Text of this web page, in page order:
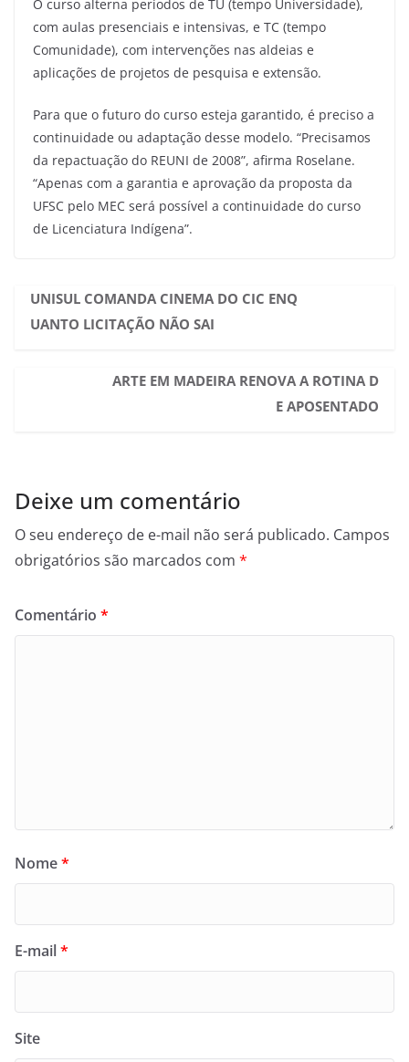
O curso alterna períodos de TU (tempo Universidade),
com aulas presenciais e intensivas, e TC (tempo
Comunidade), com intervenções nas aldeias e
aplicações de projetos de pesquisa e extensão.
Para que o futuro do curso esteja garantido, é preciso a
continuidade ou adaptação desse modelo. “Precisamos
da repactuação do REUNI de 2008”, afirma Roselane.
“Apenas com a garantia e aprovação da proposta da
UFSC pelo MEC será possível a continuidade do curso
de Licenciatura Indígena”.
UNISUL COMANDA CINEMA DO CIC ENQ
UANTO LICITAÇÃO NÃO SAI
ARTE EM MADEIRA RENOVA A ROTINA D
E APOSENTADO
Deixe um comentário
O seu endereço de e-mail não será publicado. Campos
obrigatórios são marcados com *
Comentário *
Nome*
E-mail*
Site